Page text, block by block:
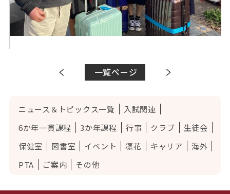
一覧ページ
ニュース＆トピックス一覧
入試関連
6か年一貫課程
3か年課程 行事 クラブ
生徒会
保健室
図書室 イベント 凛花 キャリア
海外
PTA
ご案内 その他